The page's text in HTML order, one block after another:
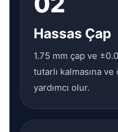
Hassas Çap
1.75 mm çap ve
tutarlı kalmasına ve
yardımcı olur.